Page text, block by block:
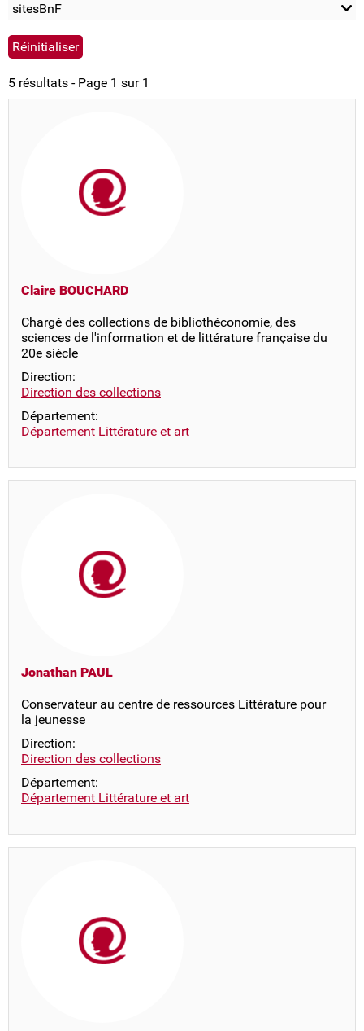
sitesBnF
5 résultats - Page 1 sur 1
Claire BOUCHARD
Chargé des collections de bibliothéconomie, des
sciences de l'information et de littérature française du
20e siècle
Direction:
Direction des collections
Département:
Département Littérature et art
Jonathan PAUL
Conservateur au centre de ressources Littérature pour
la jeunesse
Direction:
Direction des collections
Département:
Département Littérature et art